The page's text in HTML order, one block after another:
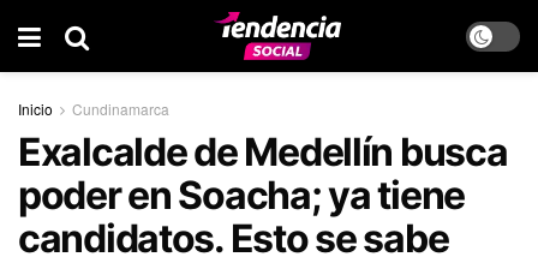
Inicio Cundinamarca
Exalcalde de Medellín busca
poder en Soacha; ya tiene
candidatos. Esto se sabe